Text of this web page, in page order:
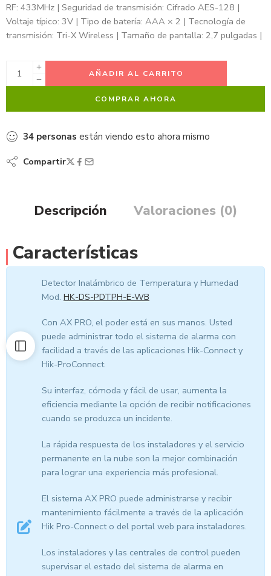
RF: 433MHz | Seguridad de transmisión: Cifrado AES-128 |
Voltaje típico: 3V | Tipo de batería: AAA × 2 | Tecnología de
transmisión: Tri-X Wireless | Tamaño de pantalla: 2,7 pulgadas |
AÑADIR AL CARRITO
COMPRAR AHORA
34 personas están viendo esto ahora mismo
Compartir
Descripción Valoraciones (0)
Características
Detector Inalámbrico de Temperatura y Humedad
Mod. HK-DS-PDTPH-E-WB
Con AX PRO, el poder está en sus manos. Usted
puede administrar todo el sistema de alarma con
facilidad a través de las aplicaciones Hik-Connect y
Hik-ProConnect.
Su interfaz, cómoda y fácil de usar, aumenta la
eficiencia mediante la opción de recibir notificaciones
cuando se produzca un incidente.
La rápida respuesta de los instaladores y el servicio
permanente en la nube son la mejor combinación
para lograr una experiencia más profesional.
El sistema AX PRO puede administrarse y recibir
mantenimiento fácilmente a través de la aplicación
Hik Pro-Connect o del portal web para instaladores.
Los instaladores y las centrales de control pueden
supervisar el estado del sistema de alarma en